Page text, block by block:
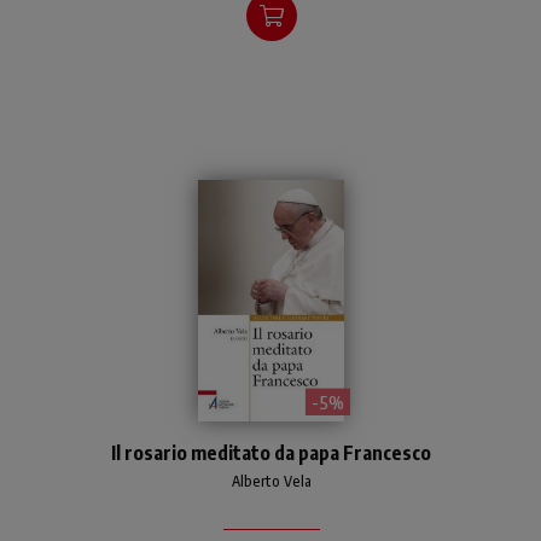
grande e caratteri più
leggibili rispetto a
- 5%
Dio proclamata ad ogni
mistero del rosario, sono
discorsi di papa Francesco,
Il rosario meditato da papa Francesco
Alberto Vela